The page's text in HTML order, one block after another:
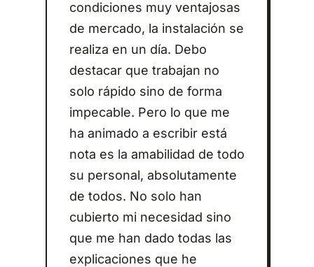
condiciones muy ventajosas
de mercado, la instalación se
realiza en un día. Debo
destacar que trabajan no
solo rápido sino de forma
impecable. Pero lo que me
ha animado a escribir está
nota es la amabilidad de todo
su personal, absolutamente
de todos. No solo han
cubierto mi necesidad sino
que me han dado todas las
explicaciones que he